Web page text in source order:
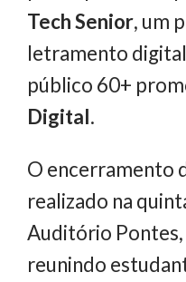
Tech Senior, um
letramento
público 60+
Digital.
O encerramento
realizado na
Auditório
reunindo